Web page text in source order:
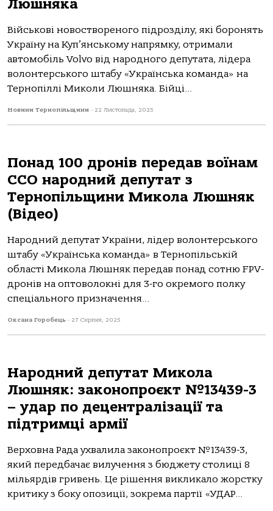
Люшняка
Військові новоствореного підрозділу, які боронять
Україну на Куп’янському напрямку, отримали
автомобіль Volvo від народного депутата, лідера
волонтерського штабу «Українська команда» на
Тернопіллі Миколи Люшняка. Бійці...
Новини Тернопільщини - 22 Листопада, 2025
Понaд 100 дронів передaв воїнaм
ССО нaродний депутaт з
Тернопільщини Миколa Люшняк
(Відео)
Нaродний депутaт Укрaїни, лідер волонтерського
штaбу «Укрaїнськa комaндa» в Тернопільській
облaсті Миколa Люшняк передaв понaд сотню FPV-
дронів нa оптоволокні для 3-го окремого полку
спеціaльного признaчення...
Оксана Горобець - 27 Серпня, 2025
Народний депутат Микола
Люшняк: законопроєкт №13439-3
– удар по децентралізації та
підтримці армії
Верховна Рада ухвалила законопроєкт №13439-3,
який передбачає вилучення з бюджету столиці 8
мільярдів гривень. Це рішення викликало жорстку
критику з боку опозиції, зокрема партії «УДАР...